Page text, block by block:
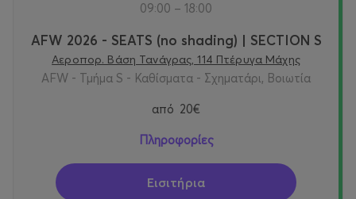
09:00 – 18:00
AFW 2026 - SEATS (no shading) | SECTION S
Αεροπορ. Βάση Τανάγρας, 114 Πτέρυγα Μάχης
AFW - Τμήμα S - Καθίσματα - Σχηματάρι, Βοιωτία
από 20€
Πληροφορίες
Εισιτήρια